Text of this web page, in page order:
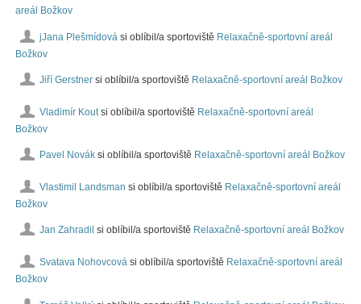
areál Božkov
jJana Plešmídová si oblíbil/a sportoviště Relaxačně-sportovní areál
Božkov
Jiří Gerstner si oblíbil/a sportoviště Relaxačně-sportovní areál Božkov
Vladimír Kout si oblíbil/a sportoviště Relaxačně-sportovní areál
Božkov
Pavel Novák si oblíbil/a sportoviště Relaxačně-sportovní areál Božkov
Vlastimil Landsman si oblíbil/a sportoviště Relaxačně-sportovní areál
Božkov
Jan Zahradil si oblíbil/a sportoviště Relaxačně-sportovní areál Božkov
Svatava Nohovcová si oblíbil/a sportoviště Relaxačně-sportovní areál
Božkov